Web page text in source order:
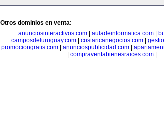
Otros dominios en venta:
anunciosinteractivos.com| auladeinformatica.com|
camposdeluruguay.com| costaricanegocios.com|
promociongratis.com
anunciospublicidad.com
compraventabienesraices.com|